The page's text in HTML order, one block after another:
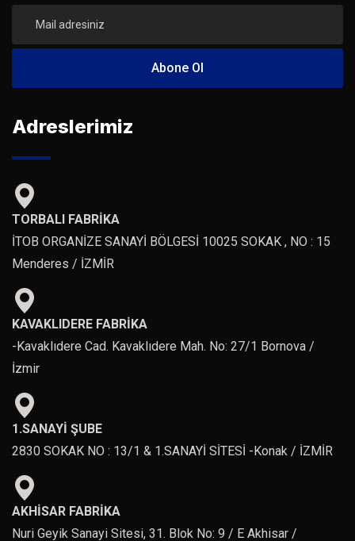
Adreslerimiz
TORBALI FABRİKA
İTOB ORGANİZE SANAYİ BÖLGESİ 10025 SOKAK , NO : 15
Menderes / İZMİR
KAVAKLIDERE FABRİKA
-Kavaklıdere Cad. Kavaklıdere Mah. No: 27/1 Bornova /
İzmir
1.SANAYİ ŞUBE
2830 SOKAK NO : 13/1 & 1.SANAYİ SİTESİ -Konak / İZMİR
AKHİSAR FABRİKA
Nuri Geyik Sanayi Sitesi, 31. Blok No: 9 / E Akhisar /